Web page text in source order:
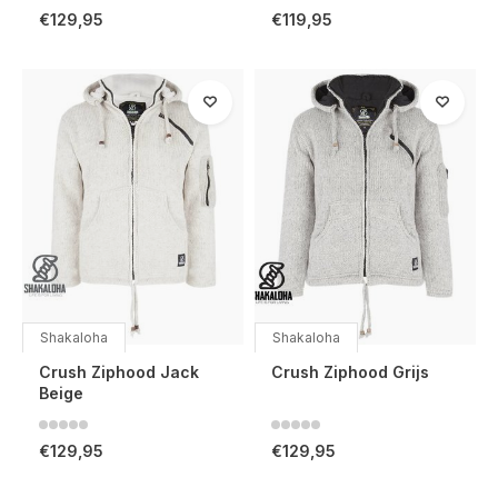
€129,95 €119,95
Shakaloha
Crush Ziphood Jack
Beige
€129,95
Shakaloha
Crush Ziphood Grijs
€129,95